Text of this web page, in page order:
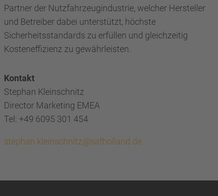
Partner der Nutzfahrzeugindustrie, welcher Hersteller
und Betreiber dabei unterstützt, höchste
Sicherheitsstandards zu erfüllen und gleichzeitig
Kosteneffizienz zu gewährleisten.
Kontakt
Stephan Kleinschnitz
Director Marketing EMEA
Tel: +49 6095 301 454
stephan.kleinschnitz@safholland.de